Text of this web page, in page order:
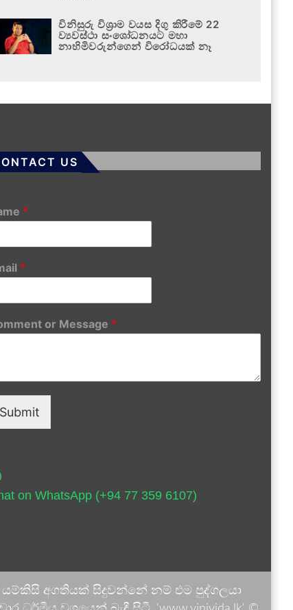
විනිසුරු විශ්‍රාම වයස දිගු කිරීමේ 22
ව්‍යවස්ථා සංශෝධනයට මහා
නාහිමිවරුන්ගෙන් විරෝධයක් නෑ
US
*
*
or Message *
Submit
on WhatsApp (+94 77 359 6107)
යම්කිසි අගතියක් සිදුවන්නේ නම් එම පුද්ගලයා